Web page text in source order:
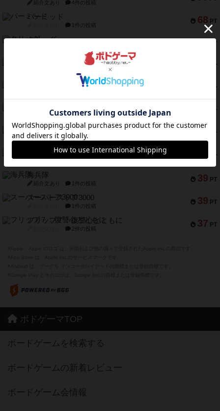
紹介文あり 4件の投稿
68 PT
パーミッド
1件の投稿
PT
クリーグ
PT
セミファイナル ～お前はまだ生きている～
PT
ふたつの街の物語
PT
紹介文あり 4件の投稿
PT
とうほうの！
紹介文なし 1件の投稿
42 PT
スターマイン・ラミー ポケット
紹介文あり 2件の投稿
39 PT
海兵隊
紹介文あり 1件の投稿
39 PT
スーパーストア3000
1件の投稿
37 PT
フリップ７：復讐心とともに
2件の投稿
ボドゲーマTOP
ボードゲームを検索する
ボードゲームの新着レビュー
ボードゲーム会情報